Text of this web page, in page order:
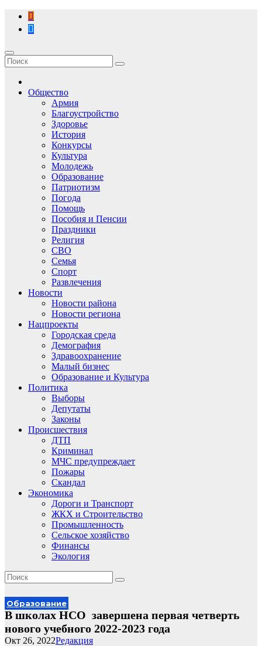
Перейти
содержимому
Общество
Армия
Благоустройство
Здоровье
История
Конкурсы
Культура
Молодежь
Образование
Патриотизм
Погода
Помощь
Пособия и Пенсии
Праздники
Религия
СВО
Семья
Спорт
Развлечения
Новости
Новости района
Новости региона
Нацпроекты
Городская среда
Демография
Здравоохранение
Малый бизнес
Образование и Культура
Политика
Выборы
Депутаты
Законы
Происшествия
ДТП
Криминал
МЧС предупреждает
Пожары
Скандал
Экономика
Дороги и Транспорт
ЖКХ и Строительство
Промышленность
Сельское хозяйство
Финансы
Экология
Образование
В школах НСО завершена первая четверть
нового учебного 2022-2023 года
Редакция
Окт 26, 2022